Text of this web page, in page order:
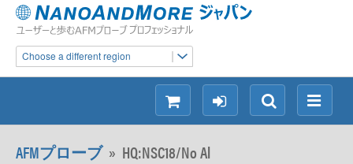
Choose a different region
メ
ニ
検
索
ロ
グ
シ
ョ
ッ
AFMプローブ» HQ:NSC18/No Al